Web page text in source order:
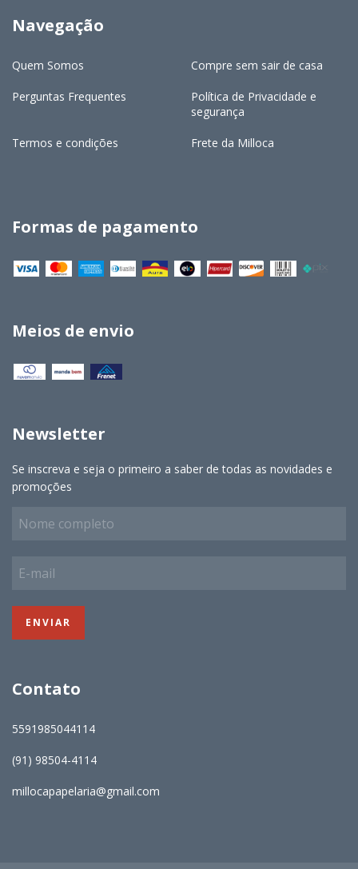
Navegação
Quem Somos Compre sem sair de casa
Perguntas Frequentes
Política de Privacidade e
segurança
Termos e condições Frete da Milloca
Formas de pagamento
Meios de envio
Newsletter
Se inscreva e seja o primeiro a saber de todas as novidades e
promoções
Contato
5591985044114
(91) 98504-4114
millocapapelaria@gmail.com